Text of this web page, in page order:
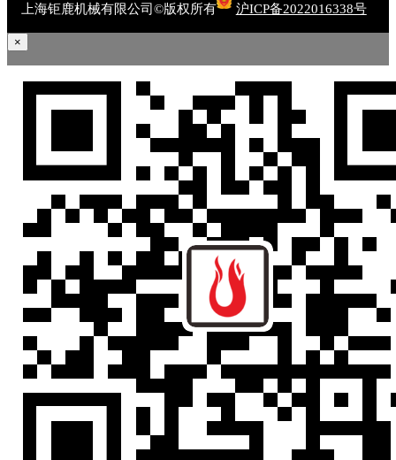
上海钜鹿机械有限公司©版权所有 沪ICP备2022016338号
×